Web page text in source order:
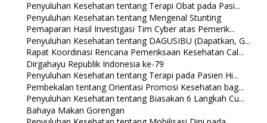
Penyuluhan Kesehatan tentang Terapi Obat pada Pasi...
Penyuluhan Kesehatan tentang Mengenal Stunting
Pemaparan Hasil Investigasi Tim Cyber atas Pemerik...
Penyuluhan Kesehatan tentang DAGUSIBU (Dapatkan, G...
Rapat Koordinasi Rencana Pemeriksaan Kesehatan Cal...
Dirgahayu Republik Indonesia ke-79
Penyuluhan Kesehatan tentang Terapi pada Pasien Hi...
Pembekalan tentang Orientasi Promosi Kesehatan bag...
Penyuluhan Kesehatan tentang Biasakan 6 Langkah Cu...
Bahaya Makan Gorengan